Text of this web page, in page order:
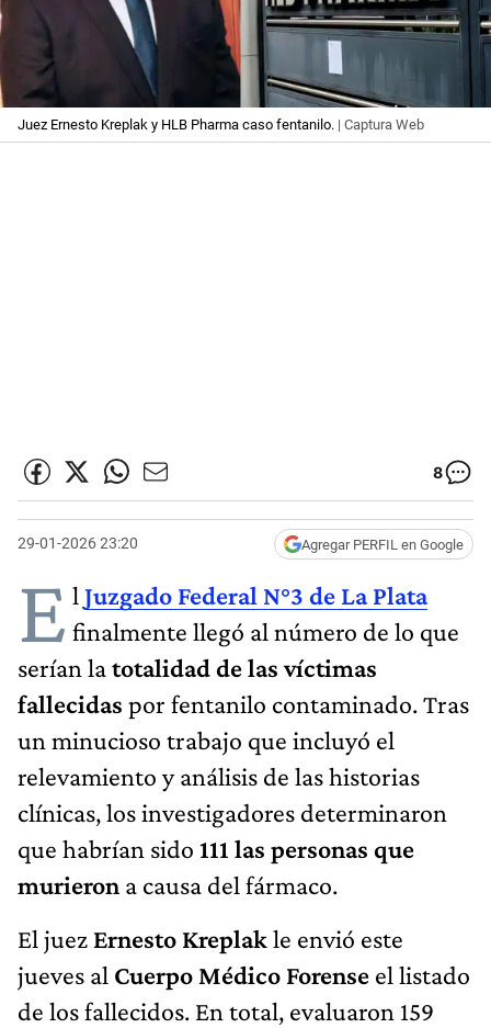
Juez Ernesto Kreplak y HLB Pharma caso fentanilo. | Captura Web
8
29-01-2026 23:20 Agregar PERFIL en Google
E l Juzgado Federal N°3 de La Plata
finalmente llegó al número de lo que
serían latotalidad de las víctimas
fallecidas por fentanilo contaminado. Tras
un minucioso trabajo que incluyó el
relevamiento y análisis de las historias
clínicas, los investigadores determinaron
que habrían sido 111 las personas que
murieron a causa del fármaco.
El juez Ernesto Kreplakle envió este
jueves al Cuerpo Médico Forense el listado
de los fallecidos. En total, evaluaron 159